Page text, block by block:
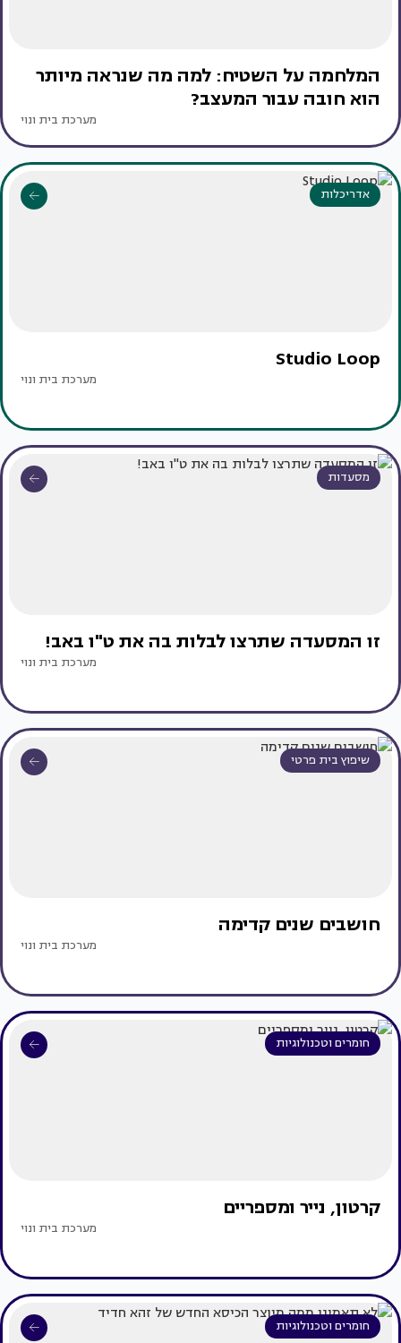
המלחמה על השטיח: למה מה שנראה מיותר
הוא חובה עבור המעצב?
מערכת בית ונוי
אדריכלות
Studio Loop
מערכת בית ונוי
מסעדות
זו המסעדה שתרצו לבלות בה את ט"ו באב!
מערכת בית ונוי
שיפוץ בית פרטי
חושבים שנים קדימה
מערכת בית ונוי
חומרים וטכנולוגיות
קרטון, נייר ומספריים
מערכת בית ונוי
חומרים וטכנולוגיות